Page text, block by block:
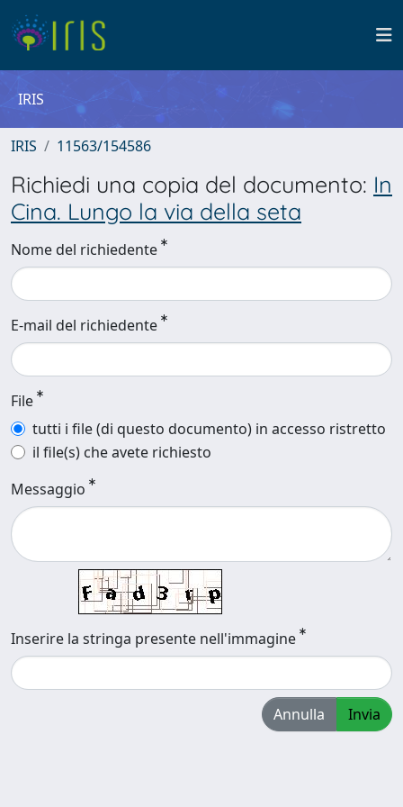
IRIS
IRIS 11563/154586
Richiedi una copia del documento: In
Cina. Lungo la via della seta
Nome del richiedente
E-mail del richiedente
File
tutti i file (di questo documento) in accesso ristretto
il file(s) che avete richiesto
Messaggio
Inserire la stringa presente nell'immagine
Annulla Invia